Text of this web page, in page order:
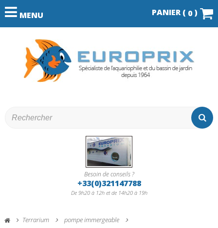
MENU PANIER ( 0 )
Besoin de conseils ?
+33(0)321147788
De 9h20 à 12h et de 14h20 à 19h
Terrarium
pompe immergeable